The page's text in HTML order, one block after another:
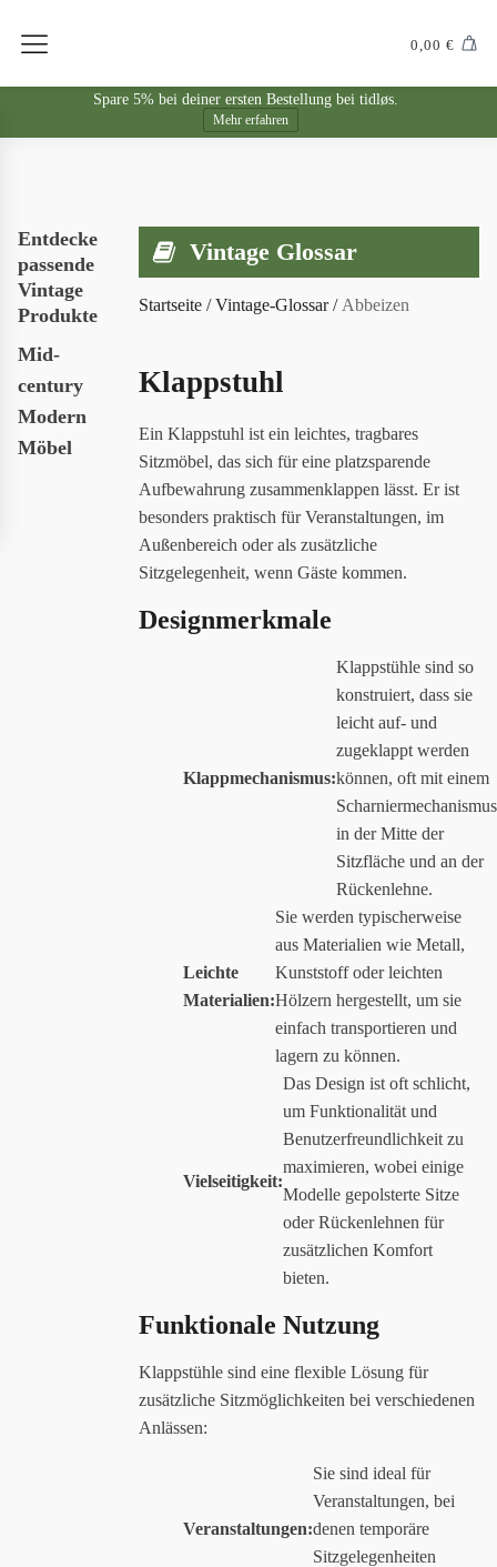
0,00 €
Spare 5% bei deiner ersten Bestellung bei tidløs.
Mehr erfahren
Entdecke
passende
Vintage
Produkte
Mid-
century
Modern
Möbel
Vintage Glossar
Startseite /Vintage-Glossar/ Abbeizen
Klappstuhl
Ein Klappstuhl ist ein leichtes, tragbares
Sitzmöbel, das sich für eine platzsparende
Aufbewahrung zusammenklappen lässt. Er ist
besonders praktisch für Veranstaltungen, im
Außenbereich oder als zusätzliche
Sitzgelegenheit, wenn Gäste kommen.
Designmerkmale
Klappmechanismus:
Klappstühle sind so
konstruiert, dass sie
leicht auf- und
zugeklappt werden
können, oft mit einem
Scharniermechanismus
in der Mitte der
Sitzfläche und an der
Rückenlehne.
Leichte
Materialien:
Sie werden typischerweise
aus Materialien wie Metall,
Kunststoff oder leichten
Hölzern hergestellt, um sie
einfach transportieren und
lagern zu können.
Vielseitigkeit:
Das Design ist oft schlicht,
um Funktionalität und
Benutzerfreundlichkeit zu
maximieren, wobei einige
Modelle gepolsterte Sitze
oder Rückenlehnen für
zusätzlichen Komfort
bieten.
Funktionale Nutzung
Klappstühle sind eine flexible Lösung für
zusätzliche Sitzmöglichkeiten bei verschiedenen
Anlässen:
Veranstaltungen:
Sie sind ideal für
Veranstaltungen, bei
denen temporäre
Sitzgelegenheiten